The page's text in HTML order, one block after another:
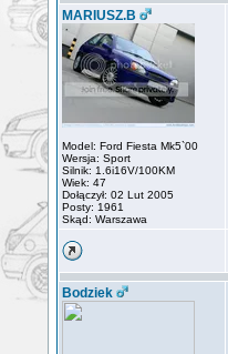
MARIUSZ.B
Model: Ford Fiesta Mk5`00
Wersja: Sport
Silnik: 1.6i16V/100KM
Wiek: 47
Dołączył: 02 Lut 2005
Posty: 1961
Skąd: Warszawa
Bodziek